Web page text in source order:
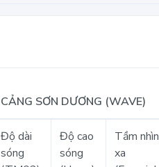
CẢNG SƠN DƯƠNG (WAVE)
Độ dài
sóng
Độ cao
sóng
Tầm nhìn
xa